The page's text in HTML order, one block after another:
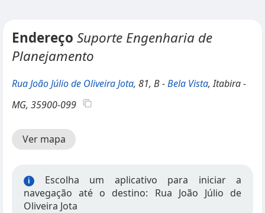
Endereço Suporte Engenharia de
Planejamento
Rua João Júlio de Oliveira Jota, 81, B -Bela Vista, Itabira -
MG, 35900-099
Ver mapa
i
Escolha um aplicativo para iniciar a
navegação até o destino: Rua João Júlio de
Oliveira Jota